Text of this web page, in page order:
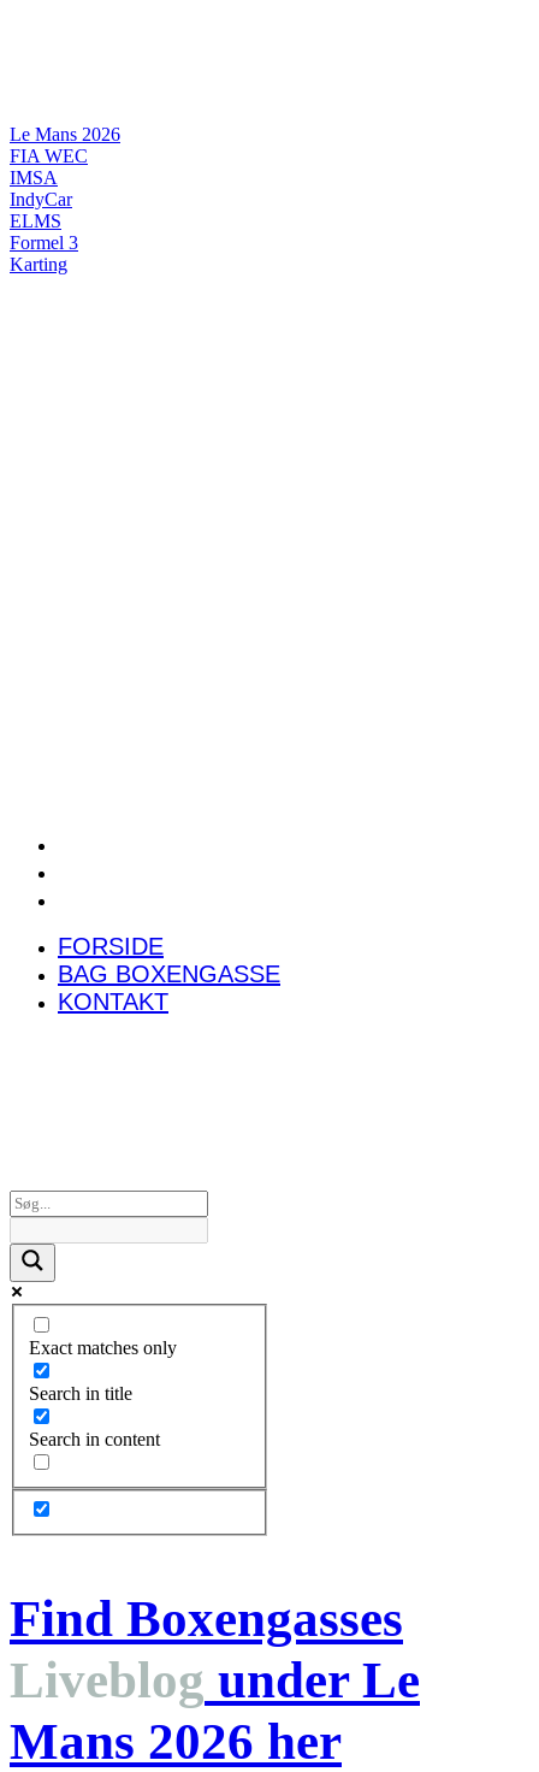
Le Mans 2026
FIA WEC
IMSA
IndyCar
ELMS
Formel 3
Karting
FORSIDE
BAG BOXENGASSE
KONTAKT
Exact matches only
Search in title
Search in content
Find Boxengasses
Liveblog under Le
Mans 2026 her